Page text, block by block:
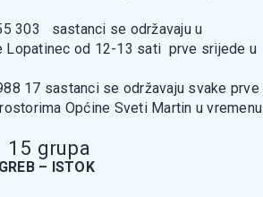
303 sastanci se održavaju u
Lopatinec od 12-13 sati prve srijede u
17 sastanci se održavaju svake prve
Općine Sveti Martin u vremenu
15 grupa
– ISTOK